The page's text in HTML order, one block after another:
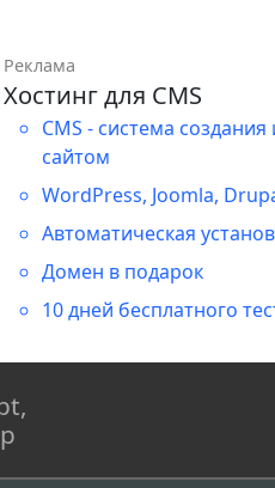
Реклама
Хостинг для CMS
CMS - система
сайтом
WordPress, Joomla,
Автоматическая
Домен в подарок
10 дней бесплатного